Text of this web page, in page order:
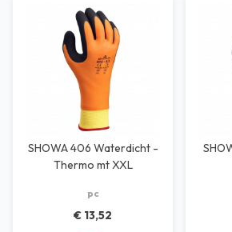
SHOWA 406 Waterdicht -
Thermo mt XXL
pc
€ 13,52